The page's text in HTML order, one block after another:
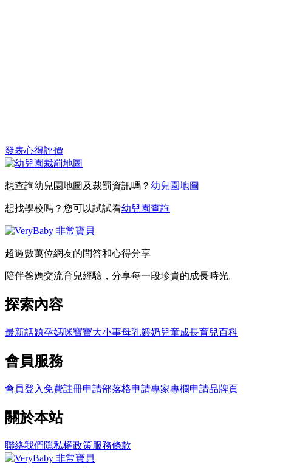
發表心得評價
想查詢幼兒園地圖及裁罰資訊嗎？ 幼兒園地圖
想找學校嗎？您可以試試看幼兒園查詢
超過數萬位網友的問答和心得分享
陪伴爸媽交流育兒經驗，分享每一段珍貴的成長時光。
探索內容
最新話題孕媽咪寶寶大小事母乳餵奶兒童成長育兒百科
會員服務
會員登入 免費註冊申請部落格申請專家專欄申請品牌頁
關於本站
聯絡我們 隱私權政策服務條款